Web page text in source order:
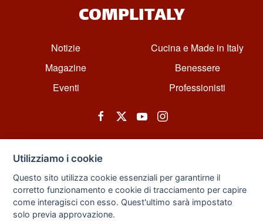
COMPLITALY
Notizie
Magazine
Eventi
Cucina e Made in Italy
Benessere
Professionisti
© All rights reserved. Powered by Zarix Solution LTD, Forest House
Business Centre, 8 Gainsborough Road, London, England, E11 1HT.
Utilizziamo i cookie
Questo sito utilizza cookie essenziali per garantirne il
corretto funzionamento e cookie di tracciamento per capire
come interagisci con esso. Quest'ultimo sarà impostato
solo previa approvazione.